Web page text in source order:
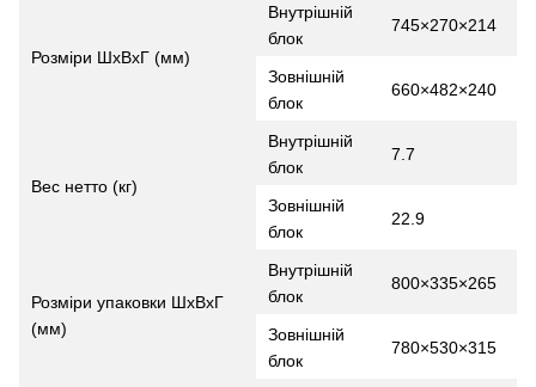
Розміри ШхВхГ (мм)
Внутрішній
блок
745×270×214
Зовнішній
блок
660×482×240
Вес нетто (кг)
Внутрішній
блок
7.7
Зовнішній
блок
22.9
Розміри упаковки ШхВхГ
(мм)
Внутрішній
блок
800×335×265
Зовнішній
блок
780×530×315